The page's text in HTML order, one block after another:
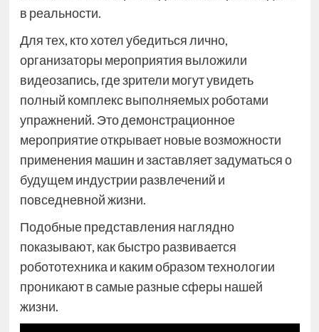
в реальности.
Для тех, кто хотел убедиться лично,
организаторы мероприятия выложили
видеозапись, где зрители могут увидеть
полный комплекс выполняемых роботами
упражнений. Это демонстрационное
мероприятие открывает новые возможности
применения машин и заставляет задуматься о
будущем индустрии развлечений и
повседневной жизни.
Подобные представления наглядно
показывают, как быстро развивается
робототехника и каким образом технологии
проникают в самые разные сферы нашей
жизни.